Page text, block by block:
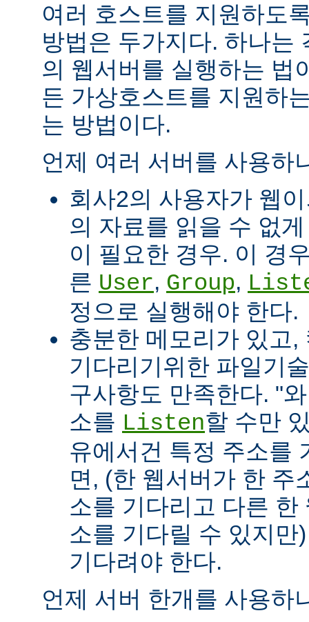
여러 호스트를 지원하도
방법은 두가지다. 하나는
의 웹서버를 실행하는 법
든 가상호스트를 지원하
는 방법이다.
언제 여러 서버를 사용하
회사2의 사용자가 웹
의 자료를 읽을 수 없
이 필요한 경우. 이 경
른 User, Group,
정으로 실행해야 한다.
충분한 메모리가 있고,
기다리기위한 파일기
구사항도 만족한다. "
소를 Listen할 수만
유에서건 특정 주소를
면, (한 웹서버가 한 주
소를 기다리고 다른 한
소를 기다릴 수 있지
기다려야 한다.
언제 서버 한개를 사용하